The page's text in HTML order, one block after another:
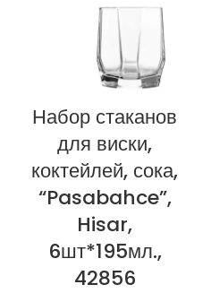
Набор стаканов
для виски,
коктейлей, сока,
“Pasabahce”,
Hisar,
6шт*195мл.,
42856